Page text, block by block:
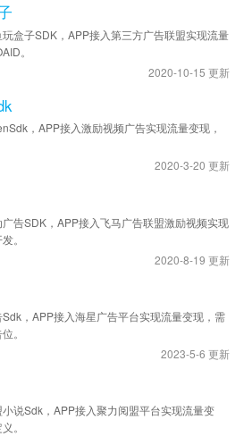
盒子SDK，APP接入第三方广告联盟实现流量
。
2020-10-15 更新
，APP接入激励视频广告实现流量变现，
2020-3-20 更新
告SDK，APP接入飞马广告联盟激励视频实现
。
2020-8-19 更新
，APP接入海星广告平台实现流量变现，需
。
2023-5-6 更新
说Sdk，APP接入聚力阅盟平台实现流量变
。